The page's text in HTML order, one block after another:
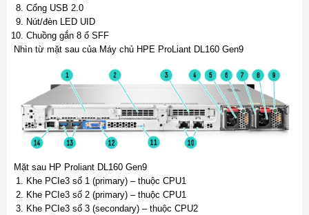
Cổng USB 2.0
Nút/đèn LED UID
Chuồng gắn 8 ổ SFF
Nhìn từ mặt sau của Máy chủ HPE ProLiant DL160 Gen9
Mặt sau HP Proliant DL160 Gen9
Khe PCIe3 số 1 (primary) – thuộc CPU1
Khe PCIe3 số 2 (primary) – thuộc CPU1
Khe PCIe3 số 3 (secondary) – thuộc CPU2